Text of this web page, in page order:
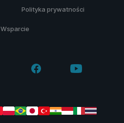
Polityka prywatności
Wsparcie